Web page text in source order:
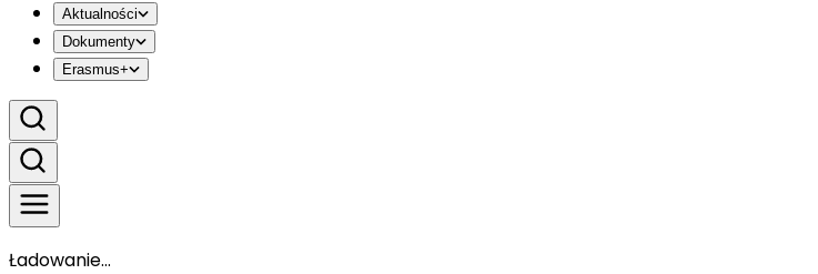
Aktualności
Dokumenty
Erasmus+
Ładowanie...